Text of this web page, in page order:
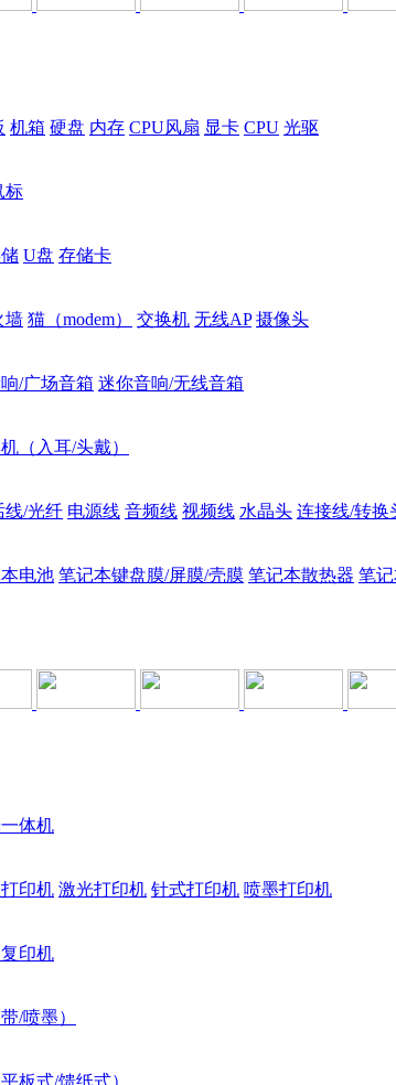
机箱 硬盘 内存 CPU风扇 显卡 CPU 光驱
标
U盘 存储卡
墙 猫（modem） 交换机 无线AP 摄像头
/广场音箱 迷你音响/无线音箱
（入耳/头戴）
线/光纤 电源线 音频线 视频线 水晶头 连接线/转换
电池 笔记本键盘膜/屏膜/壳膜 笔记本散热器 笔
体机
印机 激光打印机 针式打印机 喷墨打印机
印机
/喷墨）
板式/馈纸式）